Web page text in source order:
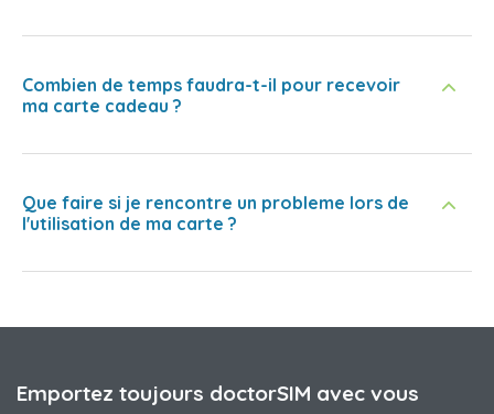
Combien de temps faudra-t-il pour recevoir
ma carte cadeau ?
Que faire si je rencontre un probleme lors de
l'utilisation de ma carte ?
Emportez toujours doctorSIM avec vous